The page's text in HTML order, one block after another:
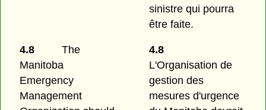
sinistre qui pourra
être faite.
4.8
The
Manitoba
Emergency
Management
4.8
L'Organisation de
gestion des
mesures d'urgence